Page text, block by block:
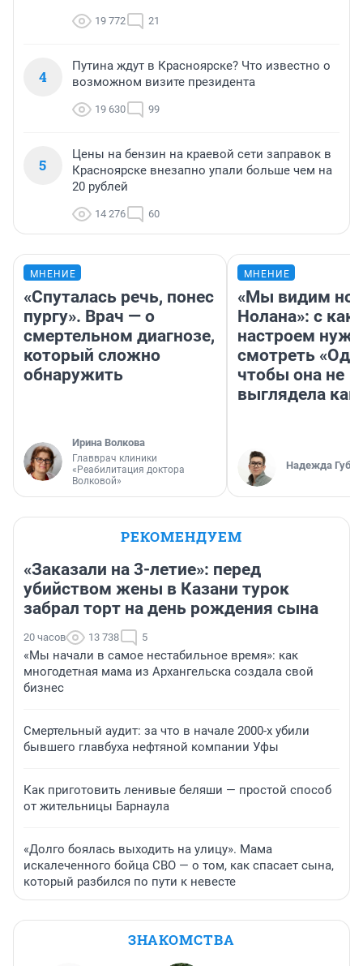
19 772 21
4
Путина ждут в Красноярске? Что известно о
возможном визите президента
19 630 99
5
Цены на бензин на краевой сети заправок в
Красноярске внезапно упали больше чем на
20 рублей
14 276 60
МНЕНИЕ
«Спуталась речь, понес
пургу». Врач — о
смертельном диагнозе,
который сложно
обнаружить
Ирина Волкова
Главврач клиники
«Реабилитация доктора
Волковой»
МНЕНИЕ
«Мы видим
Нолана»: с
настроем
смотреть
чтобы она не
выглядела как
Надежда
РЕКОМЕНДУЕМ
«Заказали на 3-летие»: перед
убийством жены в Казани турок
забрал торт на день рождения сына
20 часов 13 738 5
«Мы начали в самое нестабильное время»: как
многодетная мама из Архангельска создала свой
бизнес
Смертельный аудит: за что в начале 2000-х убили
бывшего главбуха нефтяной компании Уфы
Как приготовить ленивые беляши — простой способ
от жительницы Барнаула
«Долго боялась выходить на улицу». Мама
искалеченного бойца СВО — о том, как спасает сына,
который разбился по пути к невесте
ЗНАКОМСТВА